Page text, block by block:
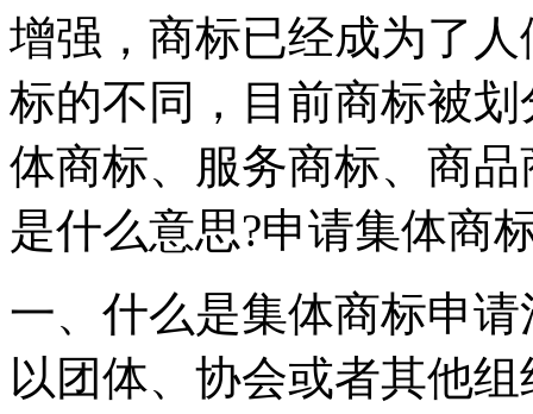
增强，商标已经成为了
标的不同，目前商标被
体商标、服务商标、商
是什么意思?申请集体商
一、什么是集体商标申
以团体、协会或者其他